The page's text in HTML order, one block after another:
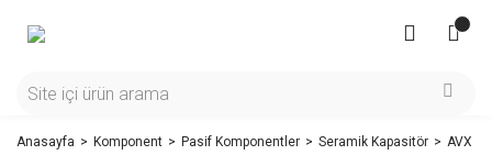
Anasayfa Komponent Pasif Komponentler Seramik Kapasitör AVX